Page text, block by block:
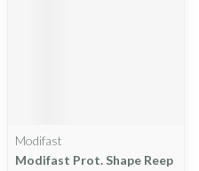
Modifast
Modifast Prot. Shape Reep